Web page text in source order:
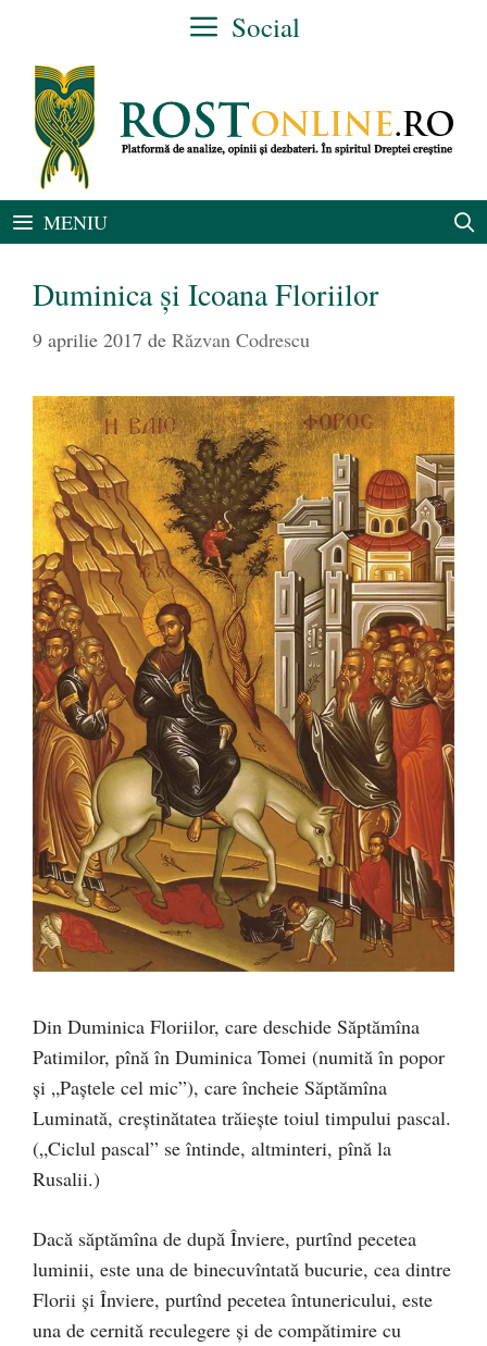
conținut
Social
MENIU
Duminica și Icoana Floriilor
9 aprilie 2017 de Răzvan Codrescu
Din Duminica Floriilor, care deschide Săptămîna
Patimilor, pînă în Duminica Tomei (numită în popor
şi „Paştele cel mic”), care încheie Săptămîna
Luminată, creştinătatea trăieşte toiul timpului pascal.
(„Ciclul pascal” se întinde, altminteri, pînă la
Rusalii.)
Dacă săptămîna de după Înviere, purtînd pecetea
luminii, este una de binecuvîntată bucurie, cea dintre
Florii şi Înviere, purtînd pecetea întunericului, este
una de cernită reculegere şi de compătimire cu